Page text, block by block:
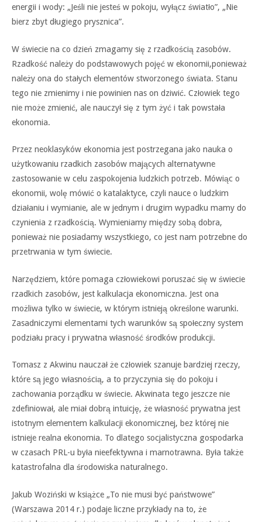
energii i wody: „Jeśli nie jesteś w pokoju, wyłącz światło”, „Nie
bierz zbyt długiego prysznica”.
W świecie na co dzień zmagamy się z rzadkością zasobów.
Rzadkość należy do podstawowych pojęć w ekonomii,ponieważ
należy ona do stałych elementów stworzonego świata. Stanu
tego nie zmienimy i nie powinien nas on dziwić. Człowiek tego
nie może zmienić, ale nauczył się z tym żyć i tak powstała
ekonomia.
Przez neoklasyków ekonomia jest postrzegana jako nauka o
użytkowaniu rzadkich zasobów mających alternatywne
zastosowanie w celu zaspokojenia ludzkich potrzeb. Mówiąc o
ekonomii, wolę mówić o katalaktyce, czyli nauce o ludzkim
działaniu i wymianie, ale w jednym i drugim wypadku mamy do
czynienia z rzadkością. Wymieniamy między sobą dobra,
ponieważ nie posiadamy wszystkiego, co jest nam potrzebne do
przetrwania w tym świecie.
Narzędziem, które pomaga człowiekowi poruszać się w świecie
rzadkich zasobów, jest kalkulacja ekonomiczna. Jest ona
możliwa tylko w świecie, w którym istnieją określone warunki.
Zasadniczymi elementami tych warunków są społeczny system
podziału pracy i prywatna własność środków produkcji.
Tomasz z Akwinu nauczał że człowiek szanuje bardziej rzeczy,
które są jego własnością, a to przyczynia się do pokoju i
zachowania porządku w świecie. Akwinata tego jeszcze nie
zdefiniował, ale miał dobrą intuicję, że własność prywatna jest
istotnym elementem kalkulacji ekonomicznej, bez której nie
istnieje realna ekonomia. To dlatego socjalistyczna gospodarka
w czasach PRL-u była nieefektywna i marnotrawna. Była także
katastrofalna dla środowiska naturalnego.
Jakub Woziński w książce „To nie musi być państwowe”
(Warszawa 2014 r.) podaje liczne przykłady na to, że